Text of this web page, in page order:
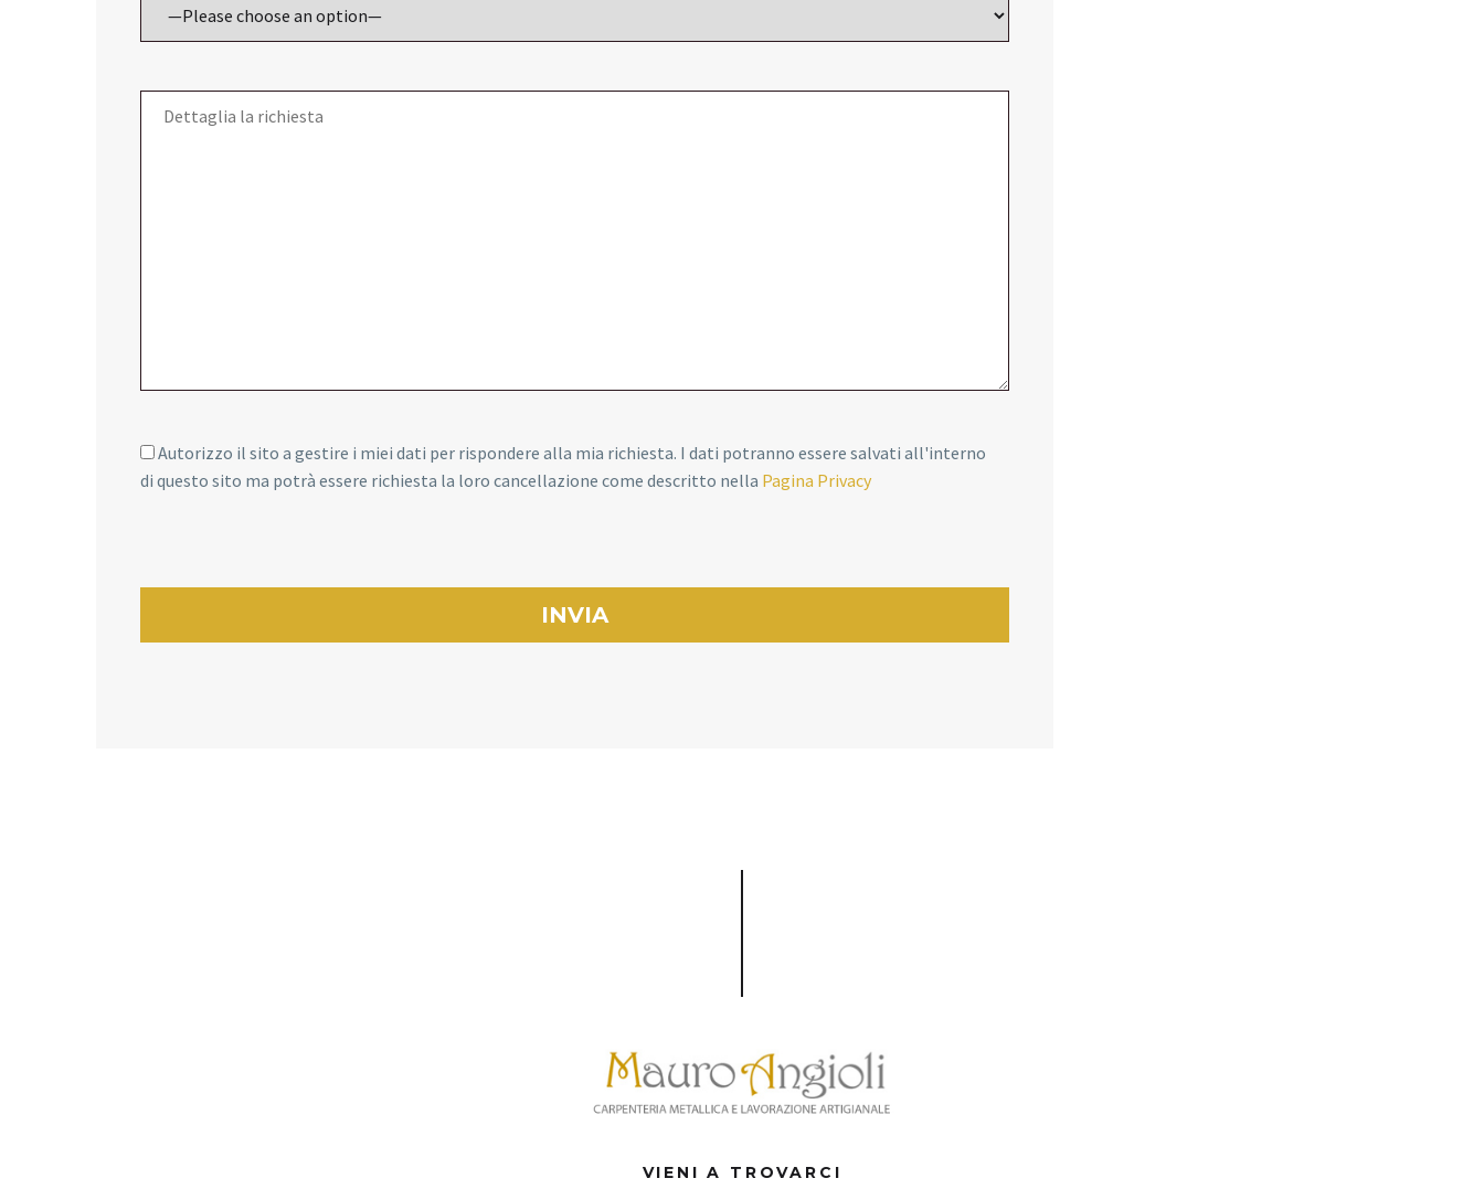
Autorizzo il sito a gestire i miei dati per rispondere alla mia richiesta. I dati potranno essere salvati all'interno
di questo sito ma potrà essere richiesta la loro cancellazione come descritto nella Pagina Privacy
VIENI A TROVARCI